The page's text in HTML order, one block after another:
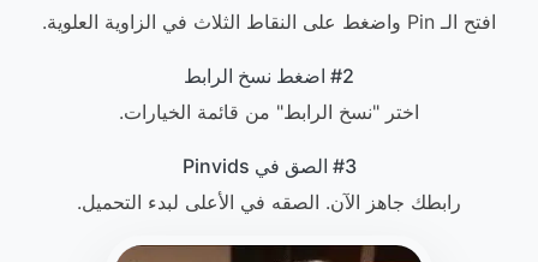
افتح الـ Pin واضغط على النقاط الثلاث في الزاوية العلوية.
#2 اضغط نسخ الرابط
اختر "نسخ الرابط" من قائمة الخيارات.
#3 الصق في Pinvids
رابطك جاهز الآن. الصقه في الأعلى لبدء التحميل.